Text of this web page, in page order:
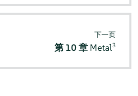
下一页
第 10 章 Metal3